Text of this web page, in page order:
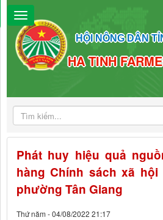
HỘI NÔNG DÂN
HA TINH
Phát huy hiệu quả
hàng Chính sách xã
phường Tân Giang
Thứ năm - 04/08/2022 21:17